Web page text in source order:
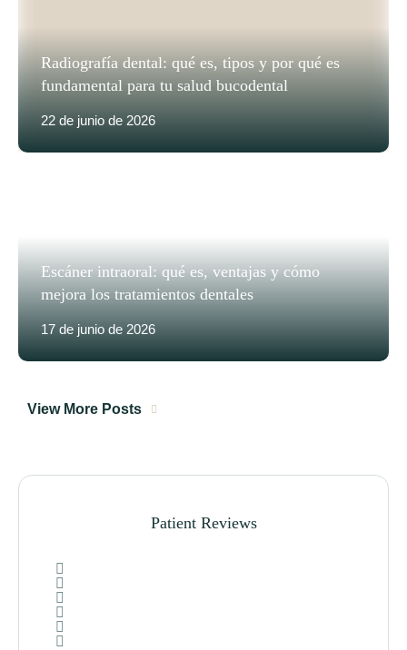
Patient Reviews
Radiografía dental: qué es, tipos y por qué es
fundamental para tu salud bucodental
22 de junio de 2026
Escáner intraoral: qué es, ventajas y cómo
mejora los tratamientos dentales
17 de junio de 2026
View More Posts